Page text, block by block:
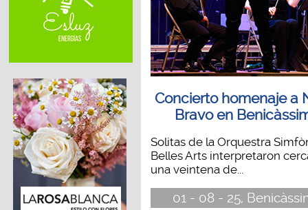
Concierto homenaje a
Bravo en
Solitas de la Orquestra
Belles Arts interpretaron
una veintena de...
01 - 08 - 25,